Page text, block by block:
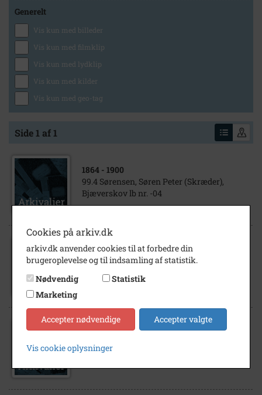
Generelt
Vis kun med billeder
Vis kun med filmklip
Vis kun med lydklip
Vis kun med kilder
Vis kun med geo-tag
Side 1 af 1
1864 - 1900
99.4 Sørensen, Søren Peter (Skræder),
Bjæverskov lb nr. -04
1917
99.4 Sørensen, Søren Peter (Skræder),
Bjæverskov lb nr. -08
1889- 1898
99.4 Sørensen, Søren Peter (Skræder),
Cookies på arkiv.dk
arkiv.dk anvender cookies til at forbedre din
brugeroplevelse og til indsamling af statistik.
Nødvendig
Statistik
Marketing
Accepter nødvendige Accepter valgte
Vis cookie oplysninger